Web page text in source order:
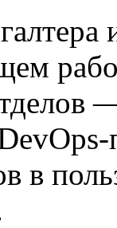
в